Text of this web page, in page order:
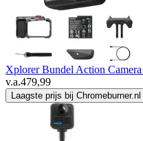
Xplorer Bundel Action
v.a.479,99
Laagste prijs bij Chromeburner.nl